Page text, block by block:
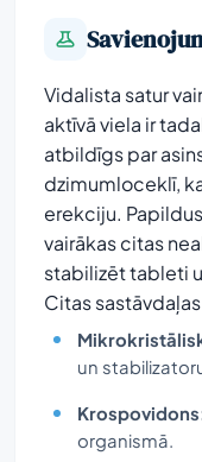
Vidalista satur
aktīvā viela ir
atbildīgs par
dzimumloceklī,
erekciju.
vairākas citas
stabilizēt tableti
Citas
un
organismā.